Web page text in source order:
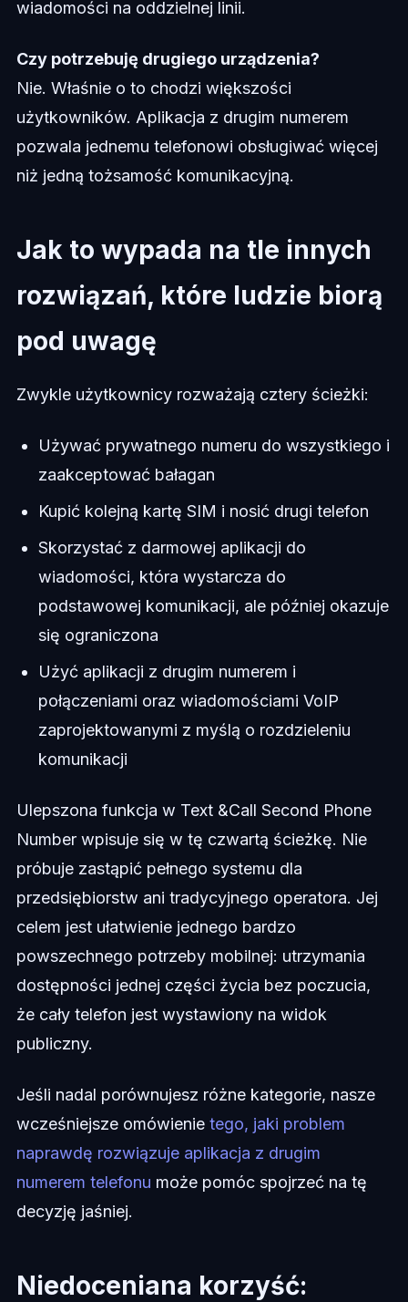
wiadomości na oddzielnej linii.
Czy potrzebuję drugiego urządzenia?
Nie. Właśnie o to chodzi większości
użytkowników. Aplikacja z drugim numerem
pozwala jednemu telefonowi obsługiwać więcej
niż jedną tożsamość komunikacyjną.
Jak to wypada na tle innych
rozwiązań, które ludzie biorą
pod uwagę
Zwykle użytkownicy rozważają cztery ścieżki:
Używać prywatnego numeru do wszystkiego i
zaakceptować bałagan
Kupić kolejną kartę SIM i nosić drugi telefon
Skorzystać z darmowej aplikacji do
wiadomości, która wystarcza do
podstawowej komunikacji, ale później okazuje
się ograniczona
Użyć aplikacji z drugim numerem i
połączeniami oraz wiadomościami VoIP
zaprojektowanymi z myślą o rozdzieleniu
komunikacji
Ulepszona funkcja w Text &Call Second Phone
Number wpisuje się w tę czwartą ścieżkę. Nie
próbuje zastąpić pełnego systemu dla
przedsiębiorstw ani tradycyjnego operatora. Jej
celem jest ułatwienie jednego bardzo
powszechnego potrzeby mobilnej: utrzymania
dostępności jednej części życia bez poczucia,
że cały telefon jest wystawiony na widok
publiczny.
Jeśli nadal porównujesz różne kategorie, nasze
wcześniejsze omówienie tego, jaki problem
naprawdę rozwiązuje aplikacja z drugim
numerem telefonu może pomóc spojrzeć na tę
decyzję jaśniej.
Niedoceniana korzyść: